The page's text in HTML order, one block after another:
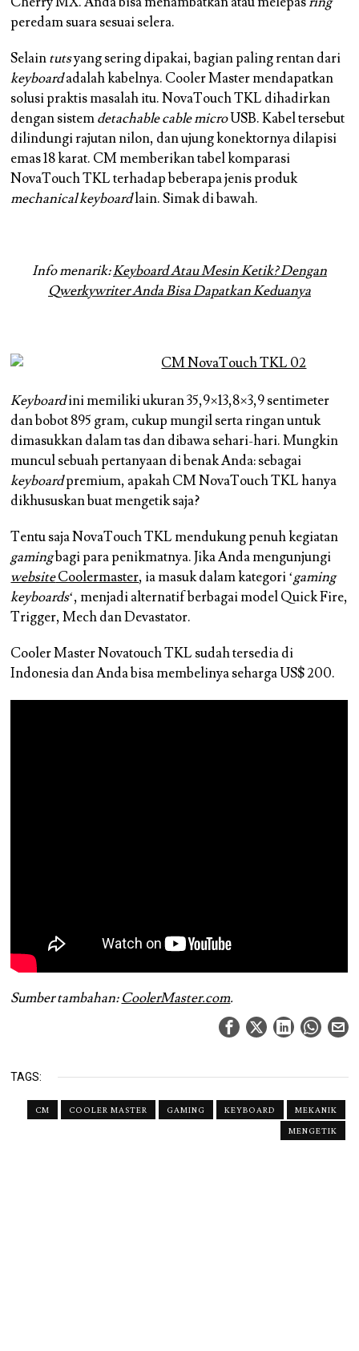
peredam suara sesuai selera.
Selaintutsyang sering dipakai, bagian paling rentan dari
keyboardadalah kabelnya. Cooler Master mendapatkan
solusi praktis masalah itu. NovaTouch TKL dihadirkan
dengan sistemdetachable cable microUSB. Kabel tersebut
dilindungi rajutan nilon, dan ujung konektornya dilapisi
emas 18 karat. CM memberikan tabel komparasi
NovaTouch TKL terhadap beberapa jenis produk
mechanical keyboardlain. Simak di bawah.
Info menarik:Keyboard Atau Mesin Ketik? Dengan
Qwerkywriter Anda Bisa Dapatkan Keduanya
Keyboardini memiliki ukuran 35,9×13,8×3,9 sentimeter
dan bobot 895 gram, cukup mungil serta ringan untuk
dimasukkan dalam tas dan dibawa sehari-hari. Mungkin
muncul sebuah pertanyaan di benak Anda: sebagai
keyboardpremium, apakah CM NovaTouch TKL hanya
dikhususkan buat mengetik saja?
Tentu saja NovaTouch TKL mendukung penuh kegiatan
gamingbagi para penikmatnya. Jika Anda mengunjungi
websiteCoolermaster, ia masuk dalam kategori ‘gaming
keyboards‘, menjadi alternatif berbagai model Quick Fire,
Trigger, Mech dan Devastator.
Cooler Master Novatouch TKL sudah tersedia di
Indonesia dan Anda bisa membelinya seharga US$ 200.
Sumber tambahan:CoolerMaster.com.
TAGS:
CM COOLER MASTER GAMING KEYBOARD
MEKANIK
MENGETIK